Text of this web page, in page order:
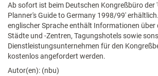
Ab sofort ist beim Deutschen Kongreßbüro der
Planner's Guide to Germany 1998/99'
englischer Sprache enthält Informationen über
Städte und -Zentren, Tagungshotels sowie
Dienstleistungsunternehmen für den
kostenlos angefordert werden.
Autor(en): (nbu)